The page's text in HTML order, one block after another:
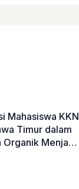
Mahasiswa KKN
Timur dalam
Organik Menjadi